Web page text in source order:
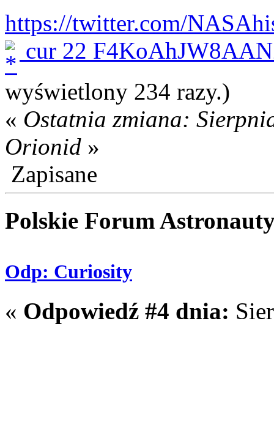
https://twitter.com/
cur 22
wyświetlony 234 razy.)
« Ostatnia zmiana:
Orionid »
Zapisane
Polskie Forum
Odp: Curiosity
« Odpowiedź #4 dnia: